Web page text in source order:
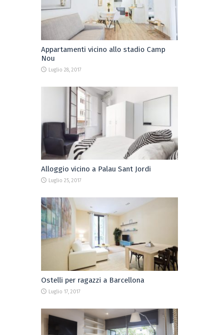
Appartamenti vicino allo stadio Camp
Nou
Luglio 28, 2017
Alloggio vicino a Palau Sant Jordi
Luglio 25, 2017
Ostelli per ragazzi a Barcellona
Luglio 17, 2017